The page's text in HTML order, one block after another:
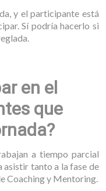
y el participante está
Sí podría hacerlo si
en el
que
a tiempo parcial
asistir tanto a la fase de
Coaching y Mentoring.